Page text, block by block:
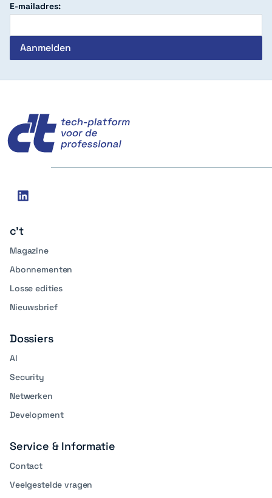
E-mailadres:
Social
linkedin
c't
Magazine
Abonnementen
Losse edities
Nieuwsbrief
Dossiers
AI
Security
Netwerken
Development
Service & Informatie
Contact
Veelgestelde vragen